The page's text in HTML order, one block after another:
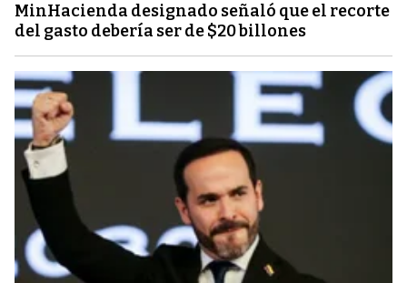
MinHacienda designado señaló que el recorte
del gasto debería ser de $20 billones